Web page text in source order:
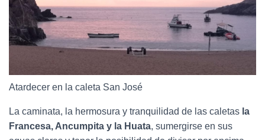
Atardecer en la caleta San José
La caminata, la hermosura y tranquilidad de las caletas la
Francesa, Ancumpita y la Huata, sumergirse en sus